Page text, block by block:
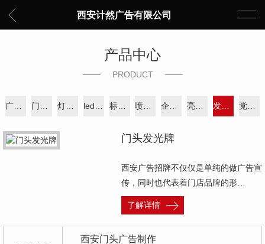
西安计然广告有限公司
产品中心
PRODUCT
灯箱制作 标识牌制作 亮化工程 发光字制作 党建墙
门头发光牌
西安广告招牌不仅仅是单纯的做广告宣
传，同时也代表着门店品牌的形…
了解详情
西安门头广告制作